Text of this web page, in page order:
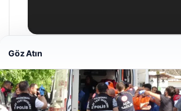
Enes Kaplan Avukatlık Bürosu
28/04/2026
Göz Atın